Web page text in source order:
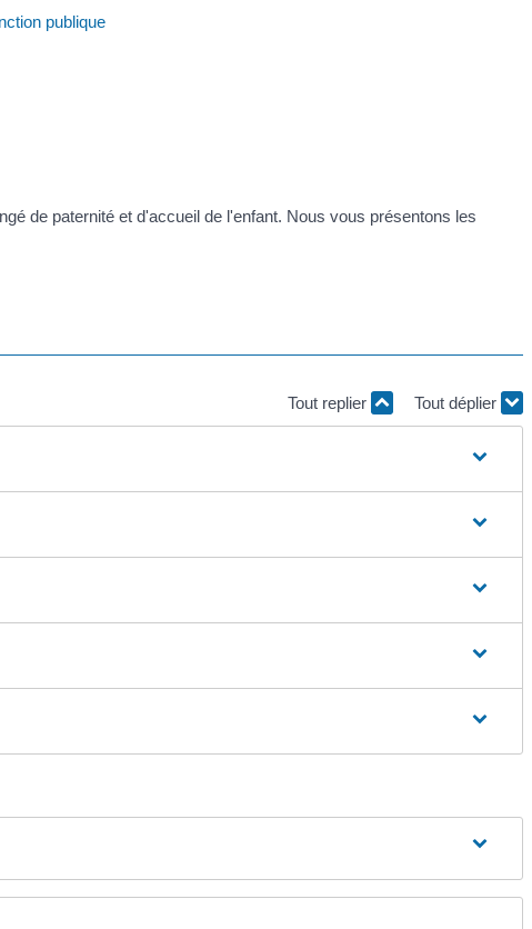
publique
de paternité et d'accueil de l'enfant. Nous vous présentons les
Tout replier Tout déplier